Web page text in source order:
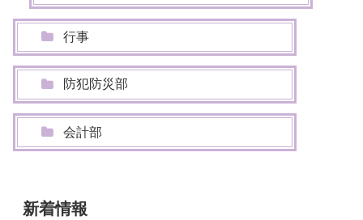
行事
防犯防災部
会計部
新着情報